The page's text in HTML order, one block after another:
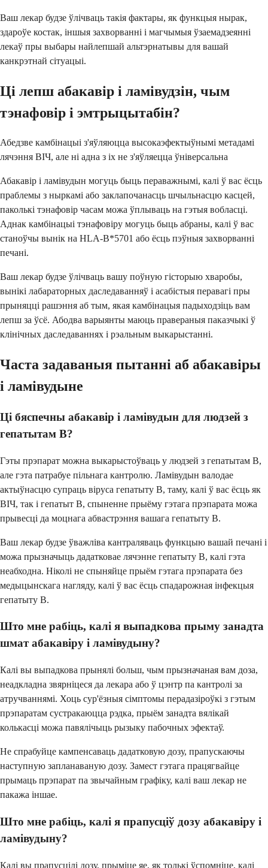
Ваш лекар будзе ўлічваць такія фактары, як функцыя нырак,
здароўе костак, іншыя захворванні і магчымыя ўзаемадзеянні
лекаў пры выбары найлепшай альтэрнатывы для вашай
канкрэтнай сітуацыі.
Ці лепш абакавір і ламівудзін, чым
тэнафовір і эмтрыцытабін?
Абедзве камбінацыі з'яўляюцца высокаэфектыўнымі метадамі
лячэння ВІЧ, але ні адна з іх не з'яўляецца ўніверсальна
Абакавір і ламівудын могуць быць пераважнымі, калі ў вас ёсць
праблемы з ныркамі або заклапочанасць шчыльнасцю касцей,
паколькі тэнафовір часам можа ўплываць на гэтыя вобласці.
Аднак камбінацыі тэнафовіру могуць быць абраны, калі ў вас
станоўчы вынік на HLA-B*5701 або ёсць пэўныя захворванні
печані.
Ваш лекар будзе ўлічваць вашу поўную гісторыю хваробы,
вынікі лабараторных даследаванняў і асабістыя перавагі пры
прыняцці рашэння аб тым, якая камбінацыя падыходзіць вам
лепш за ўсё. Абодва варыянты маюць правераныя паказчыкі ў
клінічных даследаваннях і рэальным выкарыстанні.
Часта задаваныя пытанні аб абакавіры
і ламівудыне
Ці бяспечны абакавір і ламівудын для людзей з
гепатытам B?
Гэты прэпарат можна выкарыстоўваць у людзей з гепатытам B,
але гэта патрабуе пільнага кантролю. Ламівудын валодае
актыўнасцю супраць віруса гепатыту B, таму, калі ў вас ёсць як
ВІЧ, так і гепатыт B, спыненне прыёму гэтага прэпарата можа
прывесці да моцнага абвастрэння вашага гепатыту B.
Ваш лекар будзе ўважліва кантраляваць функцыю вашай печані і
можа прызначыць дадатковае лячэнне гепатыту B, калі гэта
неабходна. Ніколі не спыняйце прыём гэтага прэпарата без
медыцынскага нагляду, калі ў вас ёсць спадарожная інфекцыя
гепатыту B.
Што мне рабіць, калі я выпадкова прыму занадта
шмат абакавіру і ламівудыну?
Калі вы выпадкова прынялі больш, чым прызначаная вам доза,
неадкладна звярніцеся да лекара або ў цэнтр па кантролі за
атручваннямі. Хоць сур'ёзныя сімптомы перадазіроўкі з гэтым
прэпаратам сустракаюцца рэдка, прыём занадта вялікай
колькасці можа павялічыць рызыку пабочных эфектаў.
Не спрабуйце кампенсаваць дадатковую дозу, прапускаючы
наступную запланаваную дозу. Замест гэтага працягвайце
прымаць прэпарат па звычайным графіку, калі ваш лекар не
пакажа іншае.
Што мне рабіць, калі я прапусціў дозу абакавіру і
ламівудыну?
Калі вы прапусцілі дозу, прыміце яе, як толькі ўспомніце, калі